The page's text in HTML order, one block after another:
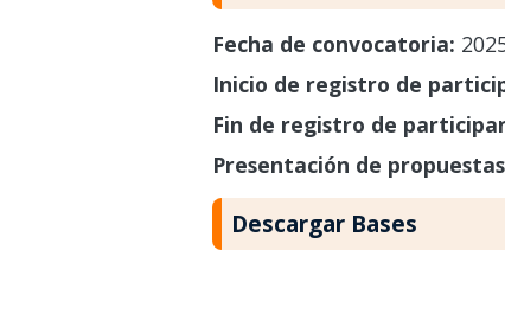
Fecha de convocatoria:
Inicio de registro de
Fin de registro de
Presentación de
Descargar Bases